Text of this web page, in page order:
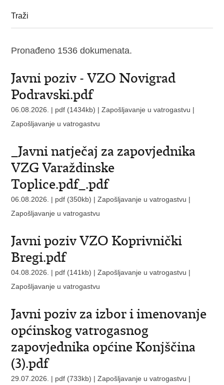
Pronađeno 1536 dokumenata.
Javni poziv - VZO Novigrad
Podravski.pdf
06.08.2026. | pdf (1434kb) | Zapošljavanje u vatrogastvu |
Zapošljavanje u vatrogastvu
_Javni natječaj za zapovjednika
VZG Varaždinske
Toplice.pdf_.pdf
06.08.2026. | pdf (350kb) | Zapošljavanje u vatrogastvu |
Zapošljavanje u vatrogastvu
Javni poziv VZO Koprivnički
Bregi.pdf
04.08.2026. | pdf (141kb) | Zapošljavanje u vatrogastvu |
Zapošljavanje u vatrogastvu
Javni poziv za izbor i imenovanje
općinskog vatrogasnog
zapovjednika općine Konjščina
(3).pdf
29.07.2026. | pdf (733kb) | Zapošljavanje u vatrogastvu |